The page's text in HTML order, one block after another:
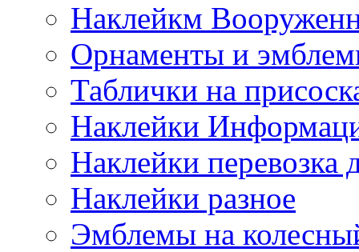
Наклейкм
Орнаменты и
Таблички на
Наклейки
Наклейки перевозка
Наклейки разное
Эмблемы на